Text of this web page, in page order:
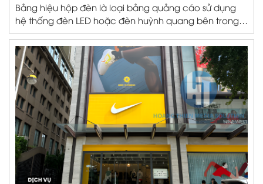
Bảng hiệu hộp đèn là loại bảng quảng cáo sử dụng
hệ thống đèn LED hoặc đèn huỳnh quang bên trong
khung hộp, giúp bảng hiệu phát sáng, nổi bật trong
cả ban ngày và ban đêm. Hệ thống ánh sáng này
giúp làm nổi bật các thông điệp...